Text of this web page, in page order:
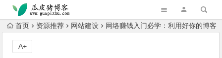
跳转到主内容
首页 资源推荐 网站建设 网络赚钱入门必学：利用好你的博客
A+